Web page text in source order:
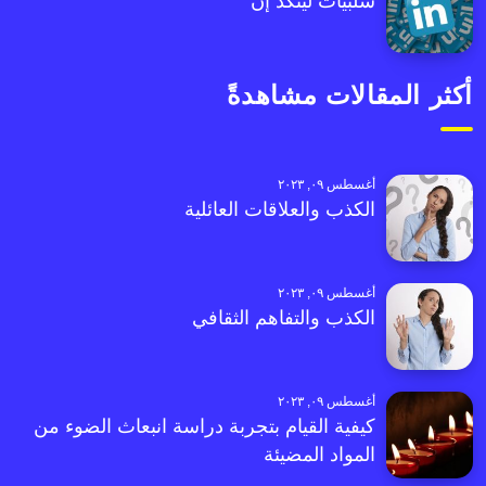
أكثر المقالات مشاهدةً
أغسطس ٠٩, ٢٠٢٣
الكذب والعلاقات العائلية
أغسطس ٠٩, ٢٠٢٣
الكذب والتفاهم الثقافي
أغسطس ٠٩, ٢٠٢٣
كيفية القيام بتجربة دراسة انبعاث الضوء من
المواد المضيئة